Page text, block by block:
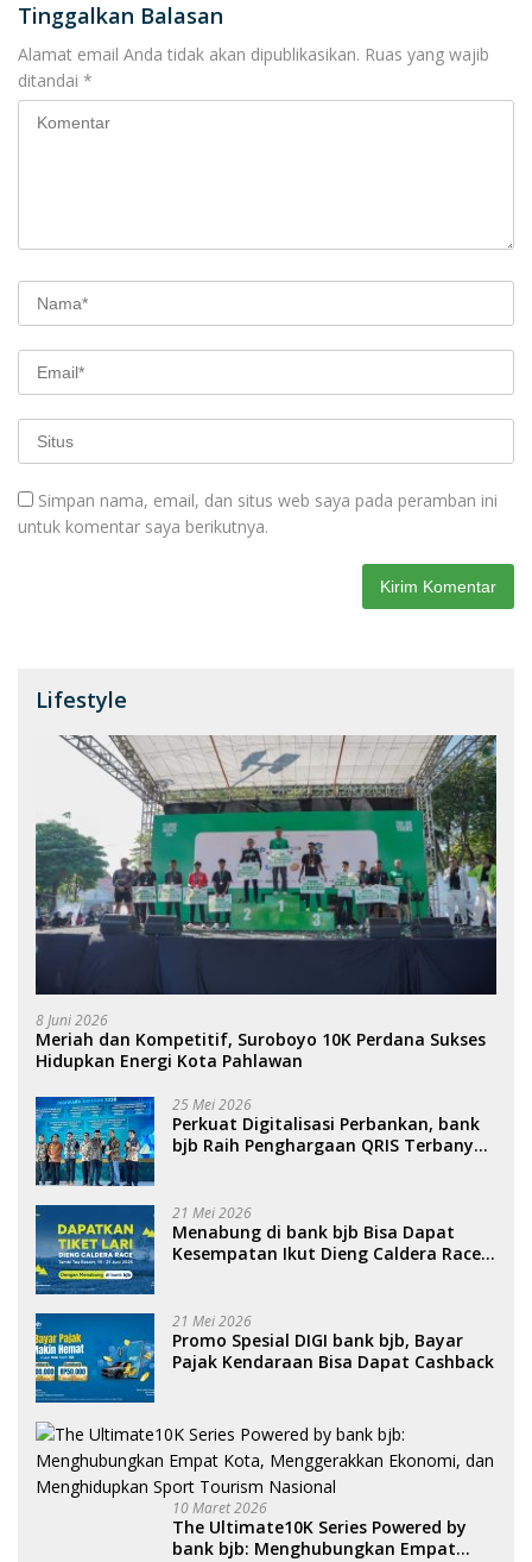
Tinggalkan Balasan
Alamat email Anda tidak akan dipublikasikan. Ruas yang wajib
ditandai *
Simpan nama, email, dan situs web saya pada peramban ini
untuk komentar saya berikutnya.
Lifestyle
8 Juni 2026
Meriah dan Kompetitif, Suroboyo 10K Perdana Sukses
Hidupkan Energi Kota Pahlawan
25 Mei 2026
Perkuat Digitalisasi Perbankan, bank
bjb Raih Penghargaan QRIS Terbanyak
21 Mei 2026
Menabung di bank bjb Bisa Dapat
Kesempatan Ikut Dieng Caldera Race
21 Mei 2026
Promo Spesial DIGI bank bjb, Bayar
Pajak Kendaraan Bisa Dapat Cashback
10 Maret 2026
The Ultimate10K Series Powered by
bank bjb: Menghubungkan Empat